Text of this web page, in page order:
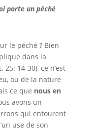
porte un péché
le péché ? Bien
dans la
14-30), ce n’est
ou de la nature
ce que nous en
avons un
qui entourent
use de son